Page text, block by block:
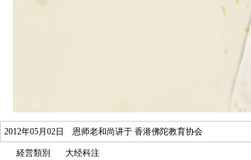
2012年05月02日 恩师老和尚讲于 香港佛陀教育协会
経営類別
大经科注